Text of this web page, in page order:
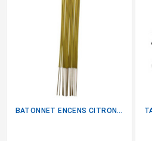
BATONNET ENCENS CITRONNELLE...